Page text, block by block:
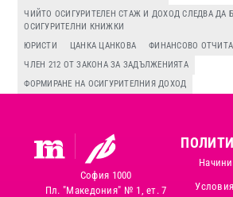
ЧИЙТО ОСИГУРИТЕЛЕН СТАЖ И ДОХОД СЛЕДВА ДА
ОСИГУРИТЕЛНИ КНИЖКИ
ЮРИСТИ
ЦАНКА ЦАНКОВА ФИНАНСОВО
ЧЛЕН 212 ОТ ЗАКОНА ЗА ЗАДЪЛЖЕНИЯТА
ФОРМИРАНЕ НА ОСИГУРИТЕЛНИЯ ДОХОД
София 1000
Пл. "Македония" № 1, ет. 7